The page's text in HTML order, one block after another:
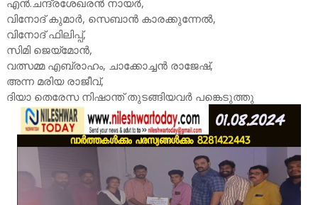
എൻ.ചന്ദ്രശേഖരൻ നായർ,
വിനോദ് കുമാർ, സെബാൻ കാരക്കുന്നേൽ,
വിനോദ് ഫിലിപ്പ്,
സിമി ജെയ്മോൻ,
വത്സമ്മ എബ്രാഹം, ചാക്കോച്ചൻ രാജേഷ്,
അന്ന മരിയ രാജീവ്,
ദിയാ തെരേസ നിഷാന്ത് തുടങ്ങിയവർ പങ്കെടുത്തു